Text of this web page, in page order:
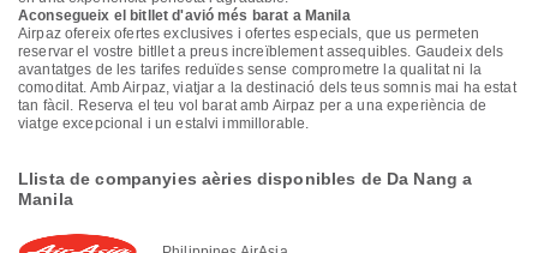
Aconsegueix el bitllet d'avió més barat a Manila
Airpaz ofereix ofertes exclusives i ofertes especials, que us permeten
reservar el vostre bitllet a preus increïblement assequibles. Gaudeix dels
avantatges de les tarifes reduïdes sense comprometre la qualitat ni la
comoditat. Amb Airpaz, viatjar a la destinació dels teus somnis mai ha estat
tan fàcil. Reserva el teu vol barat amb Airpaz per a una experiència de
viatge excepcional i un estalvi immillorable.
Llista de companyies aèries disponibles de Da Nang a
Manila